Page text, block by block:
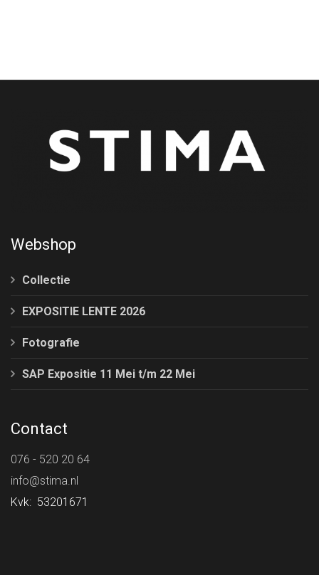
Webshop
Collectie
EXPOSITIE LENTE 2026
Fotografie
SAP Expositie 11 Mei t/m 22 Mei
Contact
076 - 520 20 64
info@stima.nl
Kvk: 53201671